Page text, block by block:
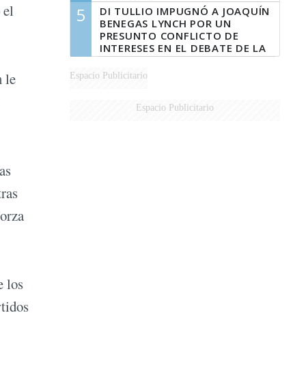
le
los
5
DI TULLIO IMPUGNÓ A JOAQUÍN
BENEGAS LYNCH POR UN
PRESUNTO CONFLICTO DE
INTERESES EN EL DEBATE DE LA
LEY DE TIERRAS
Espacio Publicitario
Espacio Publicitario